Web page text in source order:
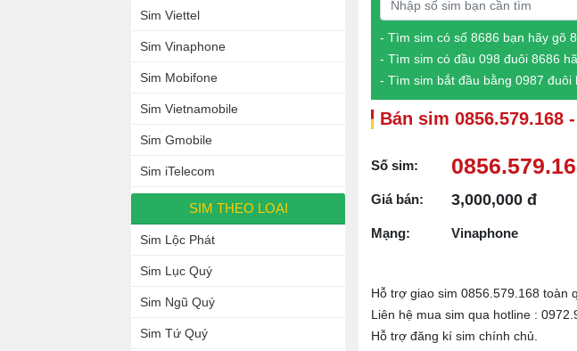
- Tìm sim có số 8686 bạn hãy gõ
- Tìm sim có đầu 098 đuôi 8686
- Tìm sim bắt đầu bằng 0987 đuôi
Bán sim 0856.579.168
Số sim:
Giá bán: 3,000,000 đ
Mạng: Vinaphone
Hỗ trợ giao sim 0856.579.168 toàn
Liên hệ mua sim qua hotline :
Hỗ trợ đăng kí sim chính chủ.
Sim Viettel
Sim Vinaphone
Sim Mobifone
Sim Vietnamobile
Sim Gmobile
Sim iTelecom
SIM THEO LOẠI
Sim Lộc Phát
Sim Lục Quý
Sim Ngũ Quý
Sim Tứ Quý